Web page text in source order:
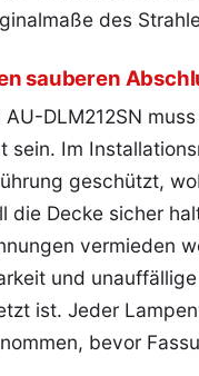
des
sauberen
DLM212SN
sein. Im
geschützt,
die Decke sicher
vermieden
und
ist. Jeder
bevor